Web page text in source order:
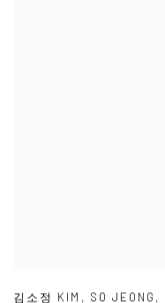
김소정 KIM , SO JEONG ,